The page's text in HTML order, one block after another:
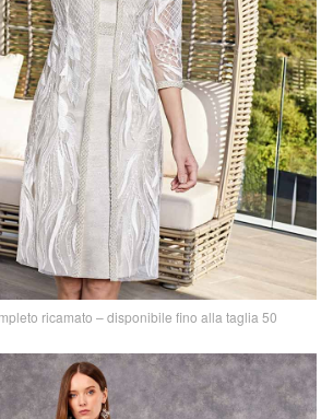
ricamato – disponibile fino alla taglia 50